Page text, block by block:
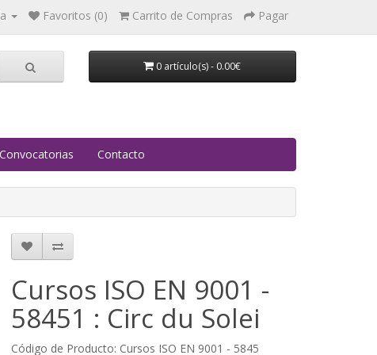
Favoritos (0) Carrito de Compras Pagar
0 artículo(s) - 0.00€
Convocatorias Contacto
Cursos ISO EN 9001 -
58451 : Circ du Solei
Código de Producto: Cursos ISO EN 9001 - 5845